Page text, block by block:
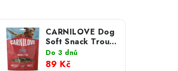
CARNILOVE Dog
Soft Snack Trout
& Dill 200 g
NEW
Do 3 dnů
89 Kč